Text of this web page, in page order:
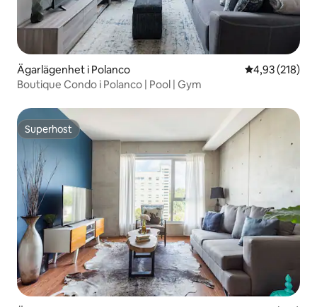
Ägarlägenhet i Polanco 4,93 av 5 i
4,93 (218)
Boutique Condo i Polanco | Pool | Gym
Superhost
Superhost